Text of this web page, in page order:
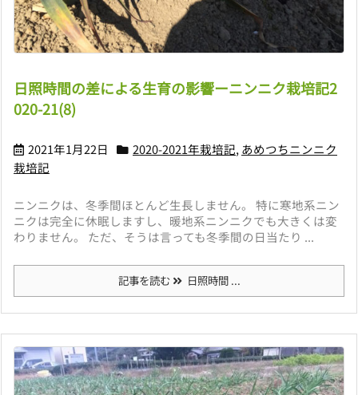
日照時間の差による生育の影響ーニンニク栽培記2
020-21(8)
2021年1月22日 2020-2021年栽培記,あめつちニンニク
栽培記
ニンニクは、冬季間ほとんど生長しません。 特に寒地系ニン
ニクは完全に休眠しますし、暖地系ニンニクでも大きくは変
わりません。 ただ、そうは言っても冬季間の日当たり ...
記事を読む 日照時間 ...